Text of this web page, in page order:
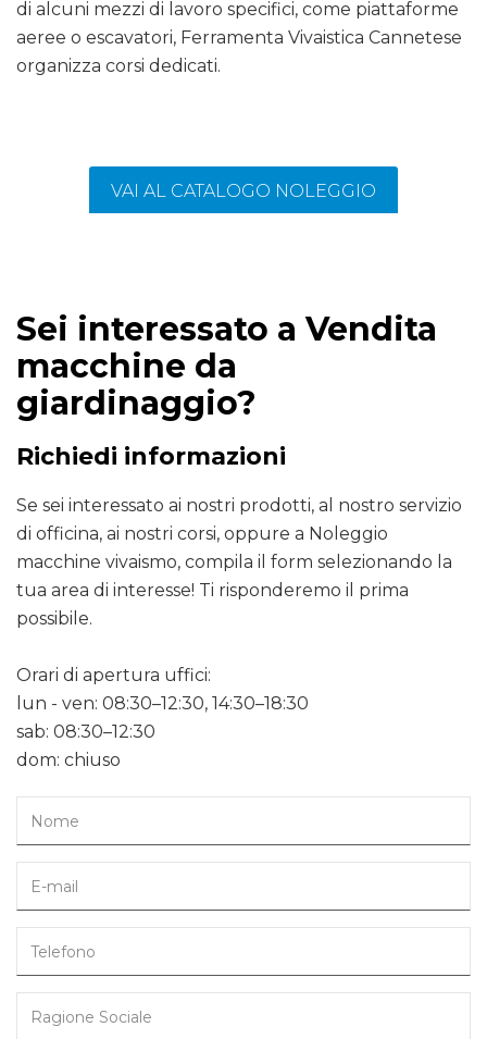
di alcuni mezzi di lavoro specifici, come piattaforme
aeree o escavatori, Ferramenta Vivaistica Cannetese
organizza corsi dedicati.
VAI AL CATALOGO NOLEGGIO
Sei interessato a Vendita
macchine da
giardinaggio?
Richiedi informazioni
Se sei interessato ai nostri prodotti, al nostro servizio
di officina, ai nostri corsi, oppure a Noleggio
macchine vivaismo, compila il form selezionando la
tua area di interesse! Ti risponderemo il prima
possibile.
Orari di apertura uffici:
lun - ven: 08:30–12:30, 14:30–18:30
sab: 08:30–12:30
dom: chiuso